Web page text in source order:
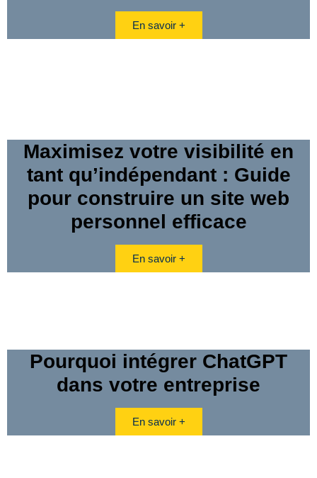
En savoir +
Maximisez votre visibilité en
tant qu’indépendant : Guide
pour construire un site web
personnel efficace
En savoir +
Pourquoi intégrer ChatGPT
dans votre entreprise
En savoir +